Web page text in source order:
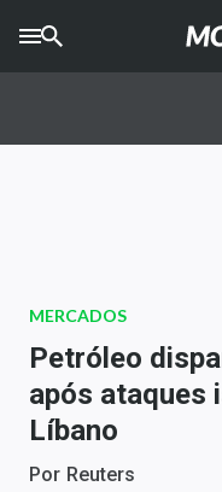
AGROTIMES
Newsletters
Money Trader
Anuncie
MERCADOS
Petróleo
após ataques
Líbano
Por Reuters